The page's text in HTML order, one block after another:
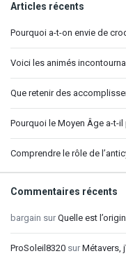
Articles récents
Pourquoi a-t-on envie de
Voici les animés
Que retenir des
Pourquoi le Moyen Âge a-t-il
Comprendre le rôle de
Commentaires récents
bargain sur Quelle est
ProSoleil8320 sur Métavers,